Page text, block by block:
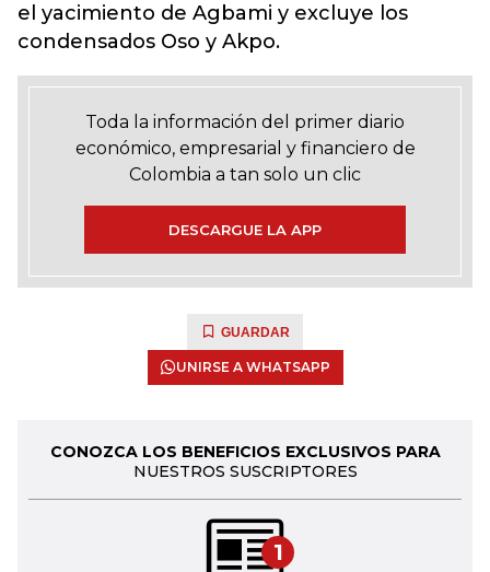
el yacimiento de Agbami y excluye los
condensados Oso y Akpo.
Toda la información del primer diario
económico, empresarial y financiero de
Colombia a tan solo un clic
DESCARGUE LA APP
GUARDAR
UNIRSE A WHATSAPP
CONOZCA LOS BENEFICIOS EXCLUSIVOS PARA
NUESTROS SUSCRIPTORES
1